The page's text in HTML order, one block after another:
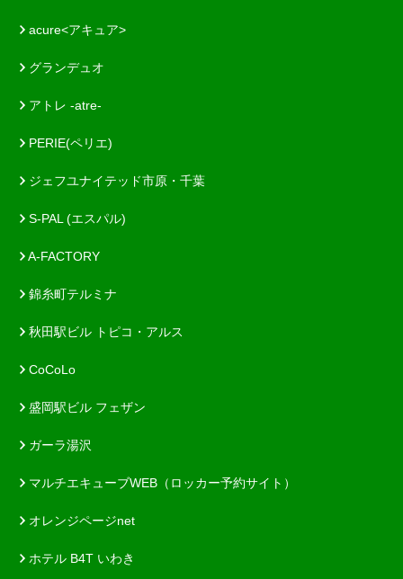
acure<アキュア>
グランデュオ
アトレ -atre-
PERIE(ペリエ)
ジェフユナイテッド市原・千葉
S-PAL (エスパル)
A-FACTORY
錦糸町テルミナ
秋田駅ビル トピコ・アルス
CoCoLo
盛岡駅ビル フェザン
ガーラ湯沢
マルチエキューブWEB（ロッカー予約サイト）
オレンジページnet
ホテル B4T いわき